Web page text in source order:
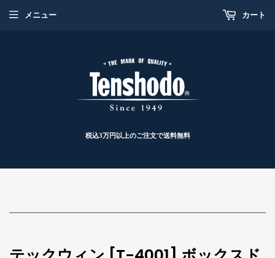
税込3万円以上のご注文で送料無料
メニュー カート